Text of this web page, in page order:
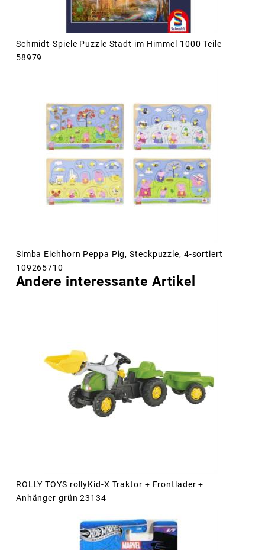
Schmidt-Spiele Puzzle Stadt im Himmel 1000 Teile
58979
Simba Eichhorn Peppa Pig, Steckpuzzle, 4-sortiert
109265710
Andere interessante Artikel
ROLLY TOYS rollyKid-X Traktor + Frontlader +
Anhänger grün 23134